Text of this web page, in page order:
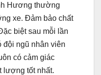
Hương thường
xe. Đảm bảo chất
biệt sau mỗi lần
đội ngũ nhân viên
có cảm giác
lượng tốt nhất.